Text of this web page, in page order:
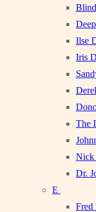
Ilse
Iris
The
Nick
Dr.
E
Fred